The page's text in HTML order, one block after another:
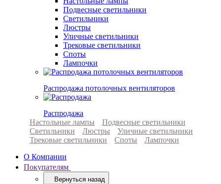
Подвесные светильники
Светильники
Люстры
Уличные светильники
Трековые светильники
Споты
Лампочки
Распродажа потолочных вентиляторов
Распродажа
Настольные лампы
Подвесные светильники
Светильники
Люстры
Уличные светильники
Трековые светильники
Споты
Лампочки
О Компании
Покупателям
Вернуться назад